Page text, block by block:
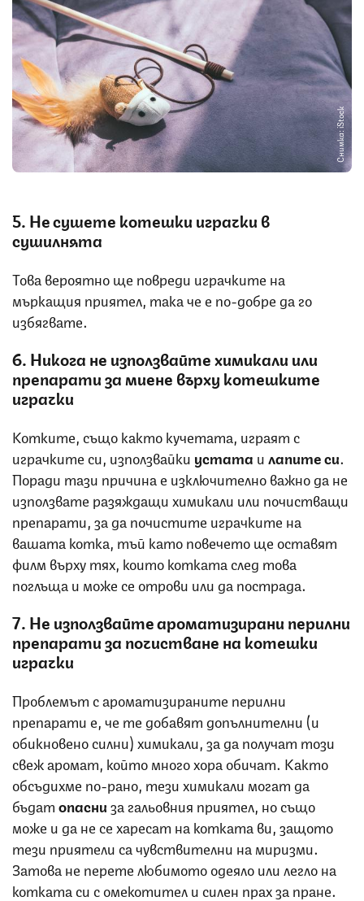
Снимка: iStock
5. Не сушете котешки играчки в
сушилнята
Това вероятно ще повреди играчките на
мъркащия приятел, така че е по-добре да го
избягвате.
6. Никога не използвайте химикали или
препарати за миене върху котешките
играчки
Котките, също както кучетата, играят с
играчките си, използвайки устата и лапите си.
Поради тази причина е изключително важно да не
използвате разяждащи химикали или почистващи
препарати, за да почистите играчките на
вашата котка, тъй като повечето ще оставят
филм върху тях, които котката след това
поглъща и може се отрови или да пострада.
7. Не използвайте ароматизирани перилни
препарати за почистване на котешки
играчки
Проблемът с ароматизираните перилни
препарати е, че те добавят допълнителни (и
обикновено силни) химикали, за да получат този
свеж аромат, който много хора обичат. Както
обсъдихме по-рано, тези химикали могат да
бъдатопасниза гальовния приятел, но също
може и да не се харесат на котката ви, защото
тези приятели са чувствителни на миризми.
Затова не перете любимото одеяло или легло на
котката си с омекотител и силен прах за пране.